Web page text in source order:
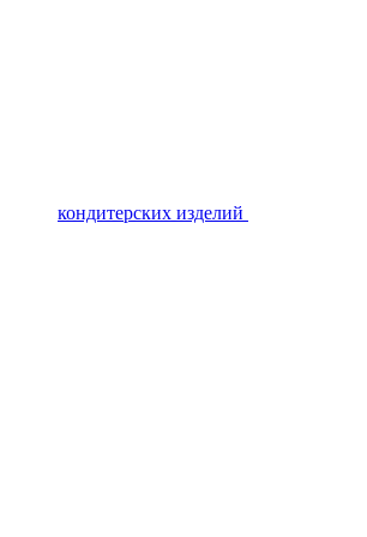
кондитерских изделий